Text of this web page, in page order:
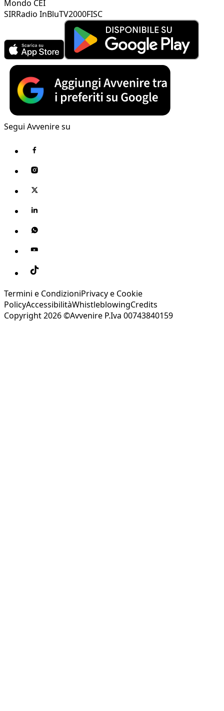
Mondo CEI
SIRRadio InBluTV2000FISC
Segui Avvenire su
Termini e CondizioniPrivacy e Cookie
PolicyAccessibilitàWhistleblowingCredits
Copyright 2026 ©Avvenire P.Iva 00743840159